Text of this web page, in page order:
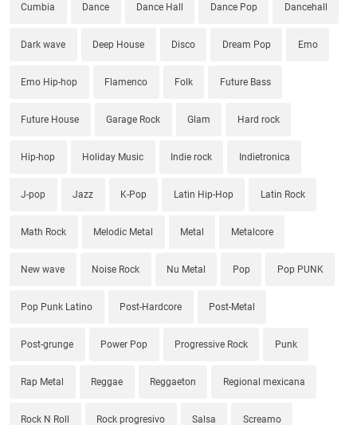
Cumbia Dance Dance Hall Dance Pop Dancehall
Dark wave Deep House Disco Dream Pop Emo
Emo Hip-hop Flamenco Folk Future Bass
Future House Garage Rock Glam Hard rock
Hip-hop Holiday Music Indie rock Indietronica
J-pop Jazz K-Pop Latin Hip-Hop Latin Rock
Math Rock Melodic Metal Metal Metalcore
New wave Noise Rock Nu Metal Pop Pop PUNK
Pop Punk Latino Post-Hardcore Post-Metal
Post-grunge Power Pop Progressive Rock Punk
Rap Metal Reggae Reggaeton Regional mexicana
Rock N Roll Rock progresivo Salsa Screamo